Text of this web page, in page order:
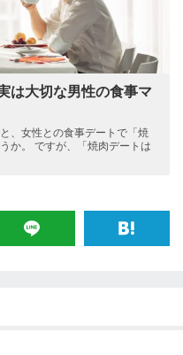
は大切な男性の食事マ
、女性との食事デートで「焼
か。 ですが、「焼肉デートは